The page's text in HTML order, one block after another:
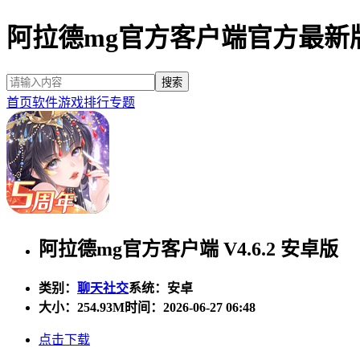
阿拉德mg官方客户端官方最新
首页软件游戏排行专题
阿拉德mg官方客户端 V4.6.2 安卓版
类别： 聊天社交系统：安卓
大小： 254.93M时间：2026-06-27 06:48
点击下载